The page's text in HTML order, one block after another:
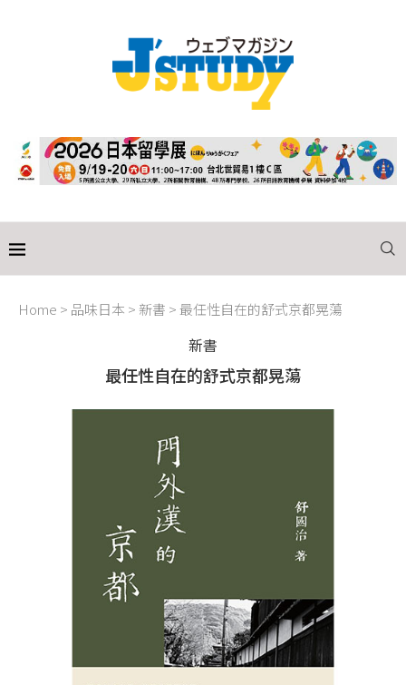
Home > 品味日本 > 新書 >最任性自在的舒式京都晃蕩
新書
最任性自在的舒式京都晃蕩